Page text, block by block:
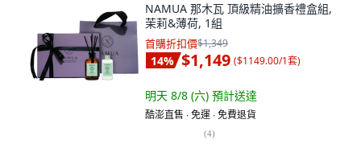
NAMUA 那木瓦 頂級精油擴香禮盒組,
茉莉&薄荷, 1組
首購折扣價$1,349
14% $1,149 ($1149.00/1套)
明天 8/8 (六) 預計送達
酷澎直售 ∙ 免運 ∙ 免費退貨
(4)